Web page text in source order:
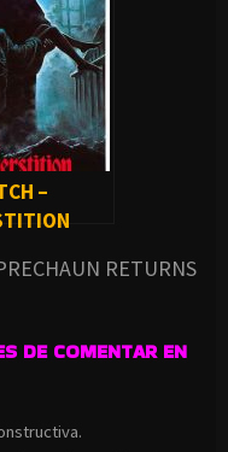
–
RETURNS
DE COMENTAR EN